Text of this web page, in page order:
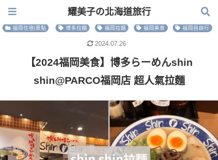
耀美子の北海道旅行
福岡住宿|景點 博多拉麵 福岡拉麵 福岡美食 福岡自由行
【2024福岡美食】博多らーめんshin
shin@PARCO福岡店 超人氣拉麵
2024.07.26
耀美子の北海道旅行